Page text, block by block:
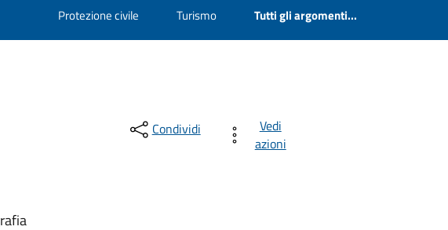
Protezione civile Turismo Tutti gli argomenti...
Condividi
Vedi
azioni